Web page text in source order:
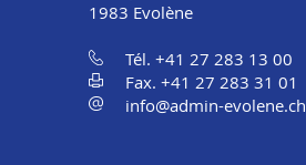
1983 Evolène
Tél. +41 27 283 13 00
Fax. +41 27 283 31 01
info@admin-evolene.ch